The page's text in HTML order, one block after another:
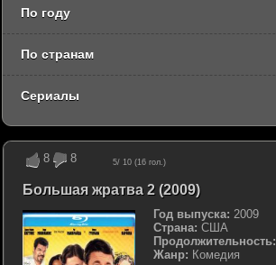
8 8 5/ 10 (16 гол.)
Большая жратва 2 (2009)
Год выпуска: 2009
Страна: США
Продолжительность:
Жанр: Комедия
По году
По странам
Сериалы